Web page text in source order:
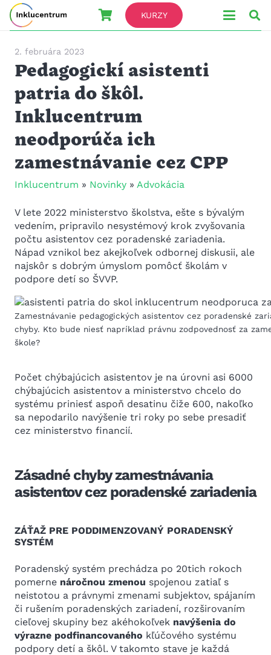
KURZY
2. februára 2023
Pedagogickí asistenti
patria do škôl.
Inklucentrum
neodporúča ich
zamestnávanie cez CPP
Inklucentrum » Novinky » Advokácia
V lete 2022 ministerstvo školstva, ešte s bývalým
vedením, pripravilo nesystémový krok zvyšovania
počtu asistentov cez poradenské zariadenia.
Nápad vznikol bez akejkoľvek odbornej diskusii, ale
najskôr s dobrým úmyslom pomôcť školám v
podpore detí so ŠVVP.
Zamestnávanie pedagogických asistentov cez poradenské
chyby. Kto bude niesť napríklad právnu zodpovednosť za
škole?
Počet chýbajúcich asistentov je na úrovni asi 6000
chýbajúcich asistentov a ministerstvo chcelo do
systému priniesť aspoň desatinu čiže 600, nakoľko
sa nepodarilo navýšenie tri roky po sebe presadiť
cez ministerstvo financií.
Zásadné chyby zamestnávania
asistentov cez poradenské zariadenia
ZÁŤAŽ PRE PODDIMENZOVANÝ PORADENSKÝ
SYSTÉM
Poradenský systém prechádza po 20tich rokoch
pomerne náročnou zmenou spojenou zatiaľ s
neistotou a právnymi zmenami subjektov, spájaním
či rušením poradenských zariadení, rozširovaním
cieľovej skupiny bez akéhokoľvek navýšenia do
výrazne podfinancovaného kľúčového systému
podpory detí a škôl. V takomto stave je každá